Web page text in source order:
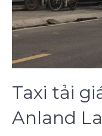
Taxi tải
Anland